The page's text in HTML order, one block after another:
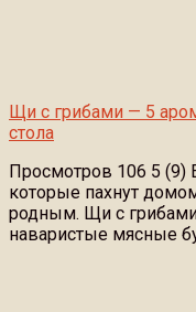
Щи с грибами — 5
стола
Просмотров 106 5 (9)
которые пахнут
родным. Щи с грибами
наваристые мясные